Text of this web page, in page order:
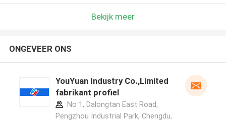
Bekijk meer
ONGEVEER ONS
YouYuan Industry Co.,Limited
fabrikant profiel
No 1, Dalongtan East Road,
Pengzhou Industrial Park, Chengdu,